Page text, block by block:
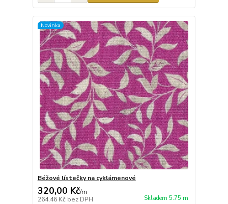
Novinka
Béžové lístečky na cyklámenové
320,00 Kč/m
264,46 Kč bez DPH Skladem 5.75 m